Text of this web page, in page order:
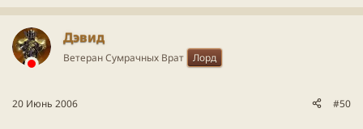
Дэвид
Ветеран Сумрачных Врат Лорд
20 Июнь 2006 #50